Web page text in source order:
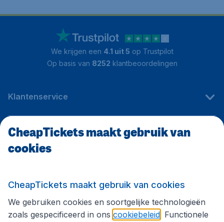
We krijgen een 4.1 uit 5 op Trustpilot
Op basis van 8252 klantbeoordelingen
Klantenservice
CheapTickets.be
Volg CheapTickets.be
CheapTickets maakt gebruik van
cookies
CheapTickets maakt gebruik van cookies
We gebruiken cookies en soortgelijke technologieën
zoals gespecificeerd in ons cookiebeleid . Functionele